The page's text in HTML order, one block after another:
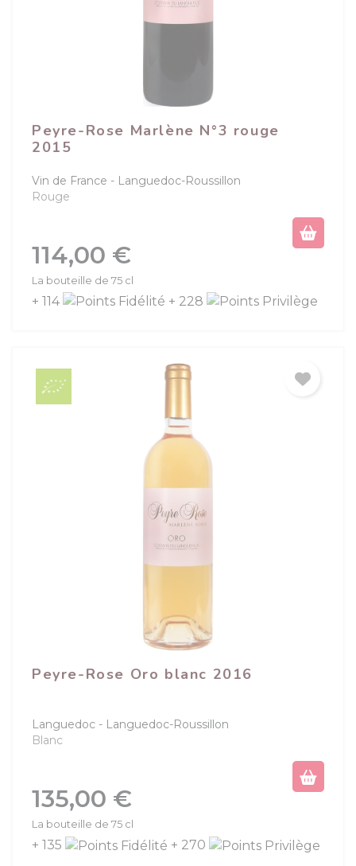
Peyre-Rose Marlène N°3 rouge
2015
Vin de France
Languedoc-Roussillon
Rouge
Prix
114,00 €
La bouteille de 75 cl
+ 114 + 228
Peyre-Rose Oro blanc 2016
Languedoc
Languedoc-Roussillon
Blanc
Prix
135,00 €
La bouteille de 75 cl
+ 135 + 270